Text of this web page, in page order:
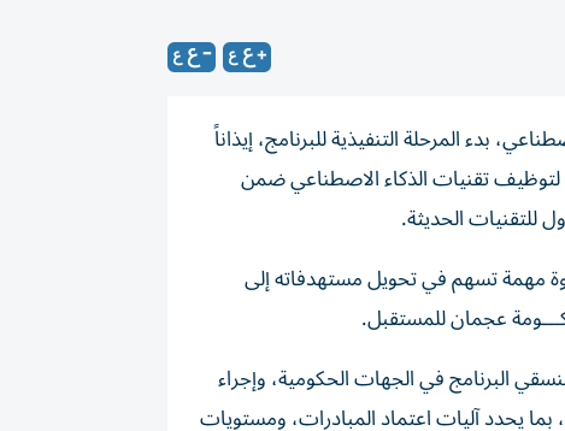
بدء المرحلة التنفيذية للبرنامج، إيذاناً
تقنيات الذكاء الاصطناعي ضمن
للتقنيات الحديثة.
مهمة تسهم في تحويل مستهدفاته إلى
عجمان للمستقبل.
البرنامج في الجهات الحكومية، وإجراء
بما يحدد آليات اعتماد المبادرات، ومستويات